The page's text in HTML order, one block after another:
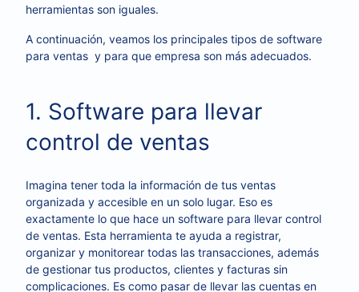
herramientas son iguales.
A continuación, veamos los principales tipos de software
para ventas y para que empresa son más adecuados.
1. Software para llevar
control de ventas
Imagina tener toda la información de tus ventas
organizada y accesible en un solo lugar. Eso es
exactamente lo que hace un software para llevar control
de ventas. Esta herramienta te ayuda a registrar,
organizar y monitorear todas las transacciones, además
de gestionar tus productos, clientes y facturas sin
complicaciones. Es como pasar de llevar las cuentas en